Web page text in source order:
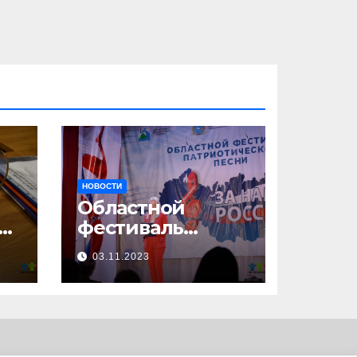
НОВОСТИ
Областной
фестиваль
патриотической
песни «За нами –
Россия!»
03.11.2023